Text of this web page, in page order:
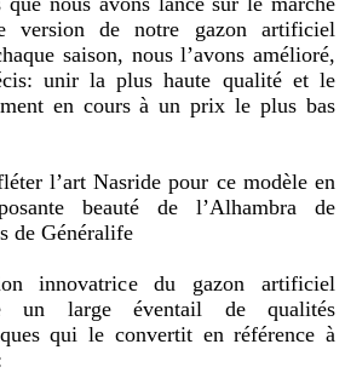
version de notre gazon artificiel
saison, nous l’avons amélioré,
unir la plus haute qualité et le
en cours à un prix le plus bas
l’art Nasride pour ce modèle en
beauté de l’Alhambra de
de Généralife
innovatrice du gazon artificiel
un large éventail de qualités
qui le convertit en référence à